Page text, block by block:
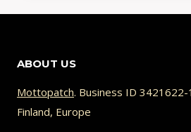
IA:
IL
ABOUT US
Mottopatch. Business ID
Finland, Europe